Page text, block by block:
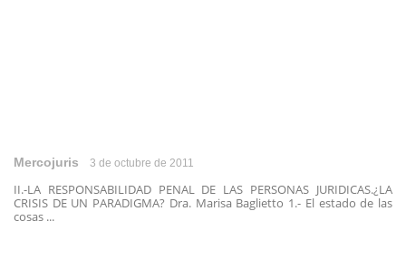
Mercojuris 3 de octubre de 2011
II.-LA RESPONSABILIDAD PENAL DE LAS PERSONAS JURIDICAS.¿LA
CRISIS DE UN PARADIGMA? Dra. Marisa Baglietto 1.- El estado de las
cosas ...